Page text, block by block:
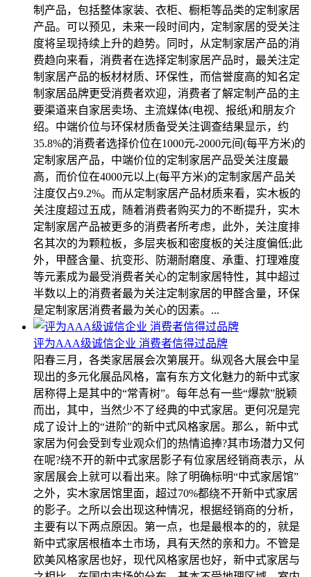
制产品，包括整体家装、衣柜、橱柜等品类的定制家居
产品。可以预见，未来一段时间内，定制家居的受关注
度将呈现持续上升的趋势。同时，从定制家居产品的消
费趋向来看，消费者在选择定制家居产品时，最关注定
制家居产品的板材材质、环保性，而信誉度高的知名定
制家居品牌更受消费者欢迎，消费者了解定制产品的主
要渠道来自家居卖场、主流媒体(电视、报纸)和朋友介
绍。中端价位与环保材质备受关注调查结果显示，约
35.8%的消费者选择价位在1000元-2000元间(每平方米)的
定制家居产品，中端价位的定制家居产品受关注度最
高，而价位在4000元以上(每平方米)的定制家居产品关
注度仅占9.2%。而从定制家居产品材质来看，实木板的
关注度超过五成，随着消费者购买力的不断提升，实木
定制家居产品被更多的消费者所考虑，此外，关注度排
名其次的为颗粒板，多层夹板和密度板的关注度偏低;此
外，甲醛含量、抗变形、防潮耐磨度、承重、打理难度
等元素成为最受消费者关心的定制家居特性，其中超过
半数以上的消费者最为关注定制家居的甲醛含量，环保
是定制家居消费者最为关心的因素。...
评为AAA级诚信企业 消费者信得过品牌
阳春三月，各类家居展会次第展开。纵观各大展会中呈
现出的多元化展品风格，富有东方文化魅力的新中式家
居称得上是其中的“常青树”。每年总有一些“爆款”脱颖
而出，其中，当然少不了经典的中式家居。更何况是完
成了设计上的“进阶”的新中式风格家居。那么，新中式
家居为何会受到专业观众们的热情追捧?其市场潜力又何
在呢?绕不开的新中式家居影子有位家居经销商表示，从
家居展会上就可以看出来。除了明确标明“中式家居馆”
之外，实木家居馆里面，超过70%都绕不开新中式家居
的影子。之所以会出现这种情况，根据经销商的分析，
主要有以下两点原因。第一点，也是最根本的的，就是
新中式家居根植本土市场，具有天然的亲和力。不管是
欧美风格家居也好，现代风格家居也好，新中式家居与